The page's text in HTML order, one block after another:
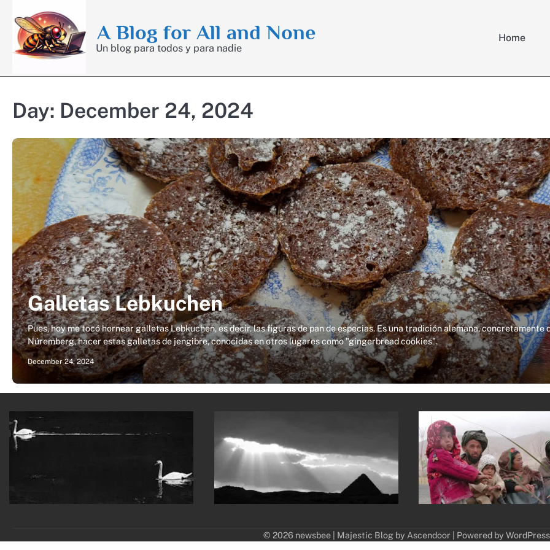
content
A Blog for All and None
Un blog para todos y para nadie
Home
Day: December 24, 2024
Galletas Lebkuchen
Pues, hoy me tocó hornear galletas Lebkuchen, es decir, las figuras de pan de especias. Es una tradición alemana, concretamente
Núremberg, hacer estas galletas de jengibre, conocidas en otros lugares como "gingerbread cookies".
December 24, 2024
© 2026 newsbee | Majestic Blog by Ascendoor | Powered by WordPress